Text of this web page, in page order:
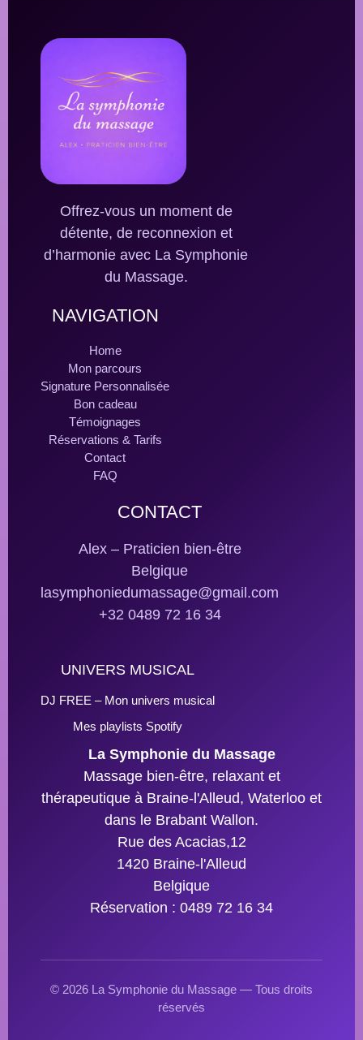
Offrez-vous un moment de
détente, de reconnexion et
d’harmonie avec La Symphonie
du Massage.
NAVIGATION
Home
Mon parcours
Signature Personnalisée
Bon cadeau
Témoignages
Réservations & Tarifs
Contact
FAQ
CONTACT
Alex – Praticien bien-être
Belgique
lasymphoniedumassage@gmail.com
+32 0489 72 16 34
UNIVERS MUSICAL
DJ FREE – Mon univers musical
Mes playlists Spotify
La Symphonie du Massage
Massage bien-être, relaxant et
thérapeutique à Braine-l'Alleud, Waterloo et
dans le Brabant Wallon.
Rue des Acacias,12
1420 Braine-l'Alleud
Belgique
Réservation : 0489 72 16 34
© 2026 La Symphonie du Massage — Tous droits
réservés